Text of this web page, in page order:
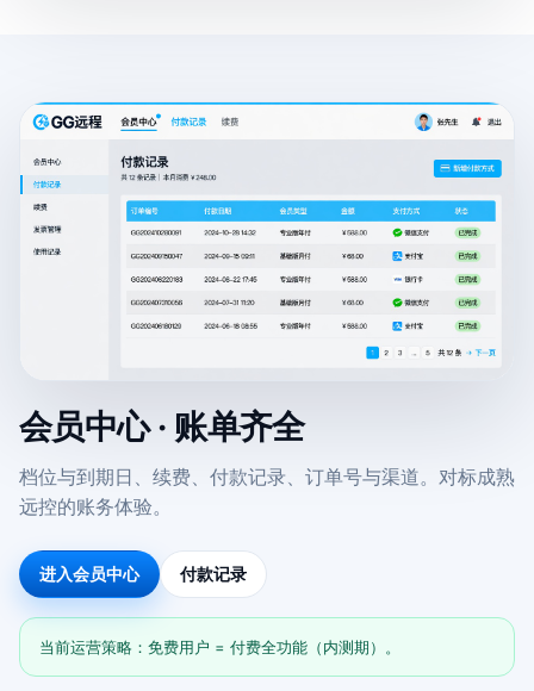
会员中心 · 账单齐全
档位与到期日、续费、付款记录、订单号与渠道。对标成熟
远控的账务体验。
进入会员中心 付款记录
当前运营策略：免费用户 = 付费全功能（内测期）。